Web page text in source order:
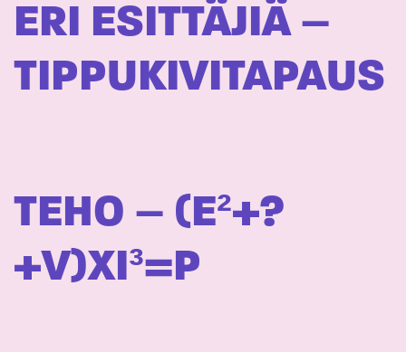
ERI ESITTÄJIÄ –
TIPPUKIVITAPAUS
TEHO – (E²+?
+V)XI³=P